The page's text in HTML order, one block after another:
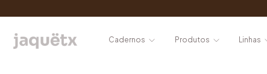
Cadernos Produtos Linhas